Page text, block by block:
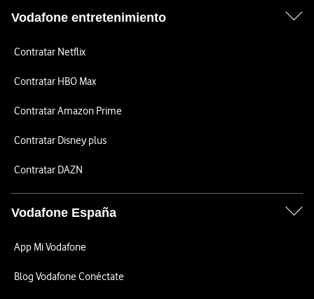
Vodafone entretenimiento
Contratar Netflix
Contratar HBO Max
Contratar Amazon Prime
Contratar Disney plus
Contratar DAZN
Vodafone España
App Mi Vodafone
Blog Vodafone Conéctate